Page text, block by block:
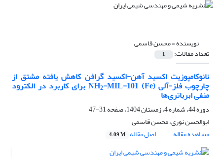
نویسنده =محسن قاسمی
تعداد مقالات: 1
نانوکامپوزیت اکسید آهن-اکسید گرافن کاهش یافته مشتق از
چارچوب فلز-آلی NH 2 -MIL-101 (Fe) برای کاربرد در الکترود
منفی ابرباتری‌ها
دوره 44، شماره 4، زمستان 1404، صفحه
31-47
ابوالحسن نوری، محسن قاسمی
مشاهده مقاله
اصل مقاله 4.09 M